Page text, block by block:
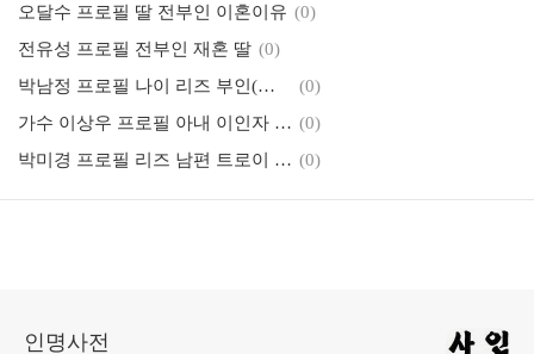
오달수 프로필 딸 전부인 이혼이유 (0)
전유성 프로필 전부인 재혼 딸 (0)
박남정 프로필 나이 리즈 부인(아내) 허은주 자녀 딸 박시은
(0)
가수 이상우 프로필 아내 이인자 아들 (0)
박미경 프로필 리즈 남편 트로이 아마도 자녀 (0)
인명사전